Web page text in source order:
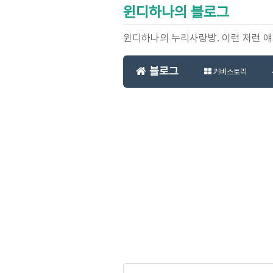
윈디하나의 블로그
윈디하나의 누리사랑방. 이런 저런 얘
블로그 커버스토리